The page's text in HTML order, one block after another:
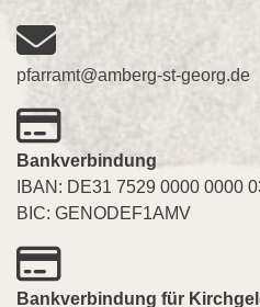
pfarramt@amberg-st-georg.de
Bankverbindung
IBAN: DE31 7529 0000 0000
BIC: GENODEF1AMV
Bankverbindung für